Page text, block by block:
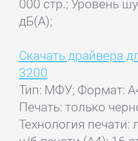
000 стр.; Уровень
дБ(А);
Скачать драйвера
3200
Тип: МФУ; Формат:
Печать: только
Технология печати: